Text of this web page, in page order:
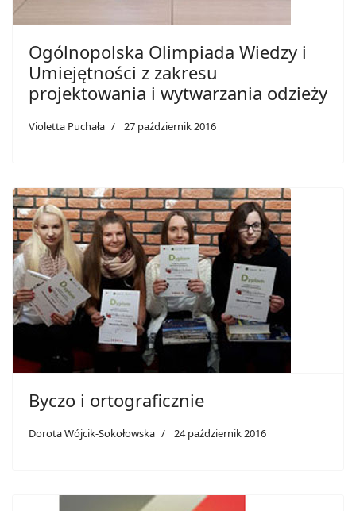
Ogólnopolska Olimpiada Wiedzy i
Umiejętności z zakresu
projektowania i wytwarzania odzieży
Violetta Puchała 27 październik 2016
Byczo i ortograficznie
Dorota Wójcik-Sokołowska​ 24 październik 2016